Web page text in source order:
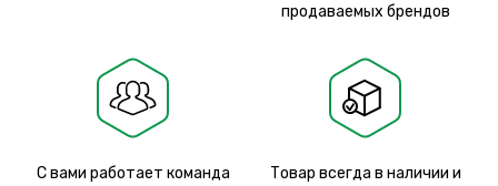
продаваемых брендов
С вами работает команда
Товар всегда в наличии и